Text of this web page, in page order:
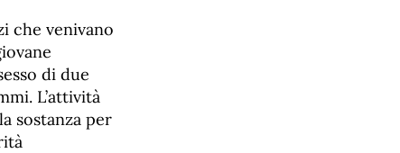
che venivano
di due
L’attività
sostanza per